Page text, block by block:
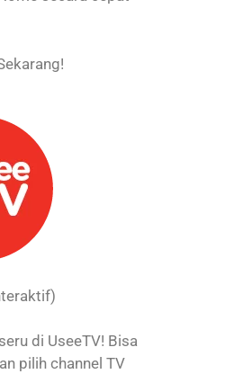
di UseeTV! Bisa
pilih channel TV